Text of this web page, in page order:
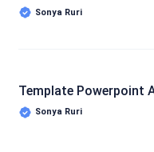
Sonya Ruri
Template Powerpoint
Sonya Ruri